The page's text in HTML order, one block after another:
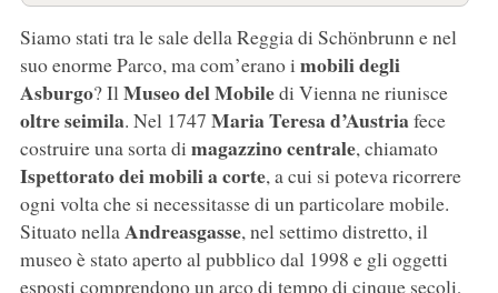
Siamo stati tra le sale della Reggia di Schönbrunn e nel
suo enorme Parco, ma com’erano i mobili degli
Asburgo? IlMuseo del Mobiledi Vienna ne riunisce
oltre seimila. Nel 1747 Maria Teresa d’Austriafece
costruire una sorta di magazzino centrale, chiamato
Ispettorato dei mobili a corte, a cui si poteva ricorrere
ogni volta che si necessitasse di un particolare mobile.
Situato nellaAndreasgasse, nel settimo distretto, il
museo è stato aperto al pubblico dal 1998 e gli oggetti
esposti comprendono un arco di tempo di cinque secoli,